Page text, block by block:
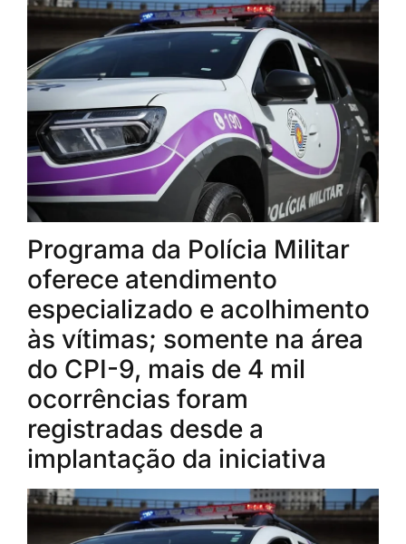
Programa da Polícia Militar
oferece atendimento
especializado e acolhimento
às vítimas; somente na área
do CPI-9, mais de 4 mil
ocorrências foram
registradas desde a
implantação da iniciativa